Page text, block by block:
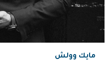
مايك وولش